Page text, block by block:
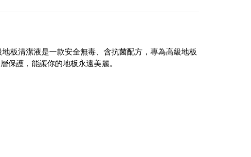
板清潔液是一款安全無毒、含抗菌配方，專為高級地板
保護，能讓你的地板永遠美麗。